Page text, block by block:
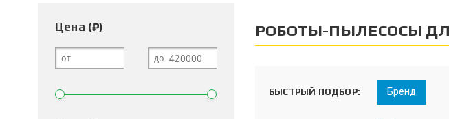
РОБОТЫ-ПЫЛЕСОСЫ
БЫСТРЫЙ ПОДБОР: Бренд
Цена (₽)
от до